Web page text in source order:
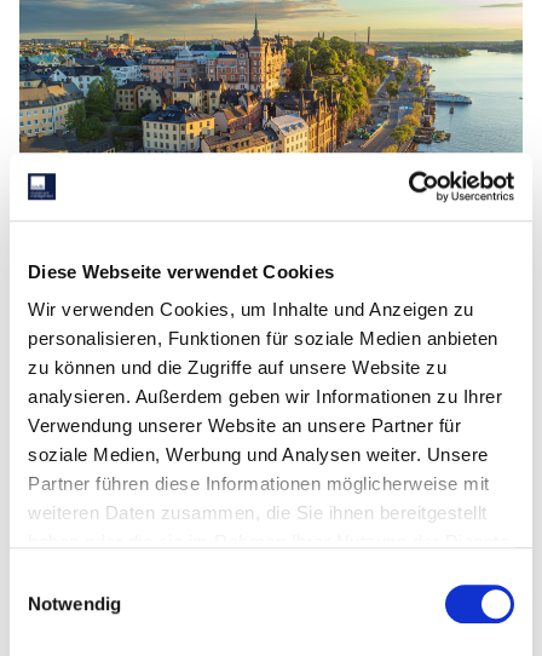
Diese Webseite verwendet Cookies
Wir verwenden Cookies, um Inhalte und Anzeigen zu
personalisieren, Funktionen für soziale Medien anbieten
zu können und die Zugriffe auf unsere Website zu
analysieren. Außerdem geben wir Informationen zu Ihrer
Verwendung unserer Website an unsere Partner für
soziale Medien, Werbung und Analysen weiter. Unsere
Partner führen diese Informationen möglicherweise mit
weiteren Daten zusammen, die Sie ihnen bereitgestellt
Notwendig
Das Anfang 2022 fertiggestellte Logistikgebäude für
umfasst 18.000 Quadratmeter und liegt an einem der
wichtigsten Standorte Schwedens für die „Letzte
Meile“. Der Standort Rosersberg profitiert von seiner
sehr guten Anbindung an die Autobahn E4, eine der
Hauptachsen des schwedischen Straßennetzes, sowie
von seiner direkten Nähe zum internationalen Flughafen
Arlanda, von dem aus das größte Frachtaufkommen in
den nordischen Ländern abgewickelt wird. Ebenso
Schienennetz der „Ostkustbanan“ (Ostküstenbahn), die